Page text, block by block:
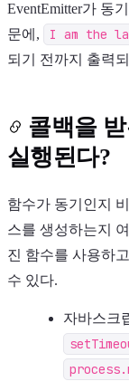
EventEmitter가 동
문에,
I am the
되기 전까지 출력
콜백을
실행된다?
함수가 동기인지
스를 생성하는지
진 함수를 사용하
수 있다.
자바스크